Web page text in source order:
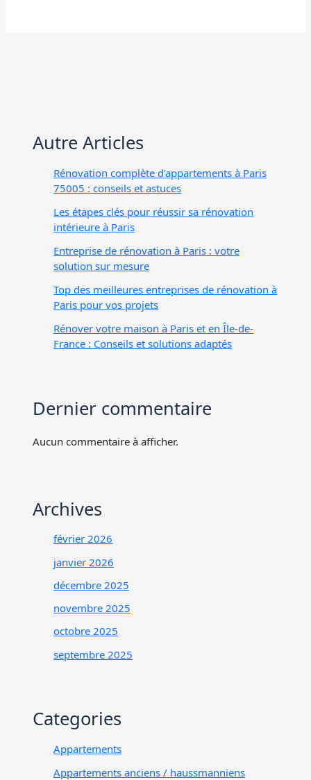
Autre Articles
Rénovation complète d’appartements à Paris
75005 : conseils et astuces
Les étapes clés pour réussir sa rénovation
intérieure à Paris
Entreprise de rénovation à Paris : votre
solution sur mesure
Top des meilleures entreprises de rénovation à
Paris pour vos projets
Rénover votre maison à Paris et en Île-de-
France : Conseils et solutions adaptés
Dernier commentaire
Aucun commentaire à afficher.
Archives
février 2026
janvier 2026
décembre 2025
novembre 2025
octobre 2025
septembre 2025
Categories
Appartements
Appartements anciens / haussmanniens